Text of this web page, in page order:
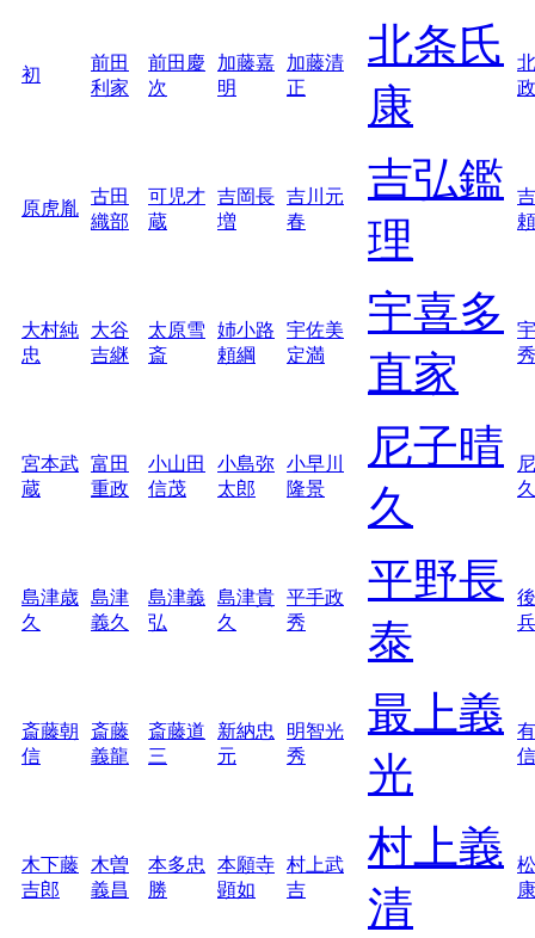
初
前田
利家
前田慶
次
加藤嘉
明
加藤清
正
北条氏
康
政
原虎胤
古田
織部
可児才
蔵
吉岡長
増
吉川元
春
吉弘鑑
理
頼
大村純
忠
大谷
吉継
太原雪
斎
姉小路
頼綱
宇佐美
定満
宇喜多
直家
宮本武
蔵
富田
重政
小山田
信茂
小島弥
太郎
小早川
隆景
尼子晴
久
久
島津歳
久
島津
義久
島津義
弘
島津貴
久
平手政
秀
平野長
泰
斎藤朝
信
斎藤
義龍
斎藤道
三
新納忠
元
明智光
秀
最上義
光
信
木下藤
吉郎
木曽
義昌
本多忠
勝
本願寺
顕如
村上武
吉
村上義
清
康